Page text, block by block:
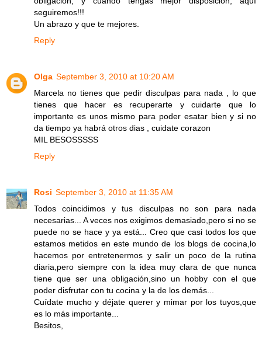
seguiremos!!!
Un abrazo y que te mejores.
Reply
Olga September 3, 2010 at 10:20 AM
Marcela no tienes que pedir disculpas para nada , lo que
tienes que hacer es recuperarte y cuidarte que lo
importante es unos mismo para poder esatar bien y si no
da tiempo ya habrá otros dias , cuidate corazon
MIL BESOSSSSS
Reply
Rosi September 3, 2010 at 11:35 AM
Todos coincidimos y tus disculpas no son para nada
necesarias... A veces nos exigimos demasiado,pero si no se
puede no se hace y ya está... Creo que casi todos los que
estamos metidos en este mundo de los blogs de cocina,lo
hacemos por entretenermos y salir un poco de la rutina
diaria,pero siempre con la idea muy clara de que nunca
tiene que ser una obligación,sino un hobby con el que
poder disfrutar con tu cocina y la de los demás...
Cuídate mucho y déjate querer y mimar por los tuyos,que
es lo más importante...
Besitos,